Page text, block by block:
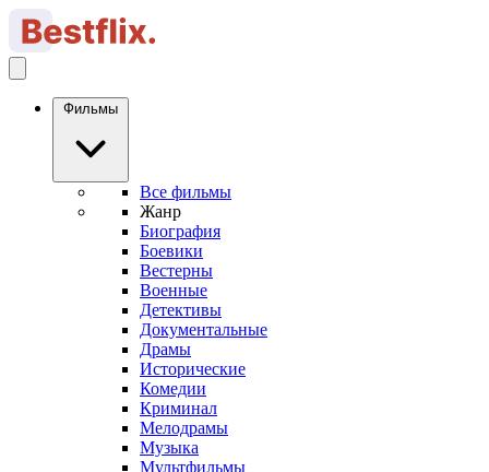
Фильмы
Все фильмы
Жанр
Биография
Боевики
Вестерны
Военные
Детективы
Документальные
Драмы
Исторические
Комедии
Криминал
Мелодрамы
Музыка
Мультфильмы